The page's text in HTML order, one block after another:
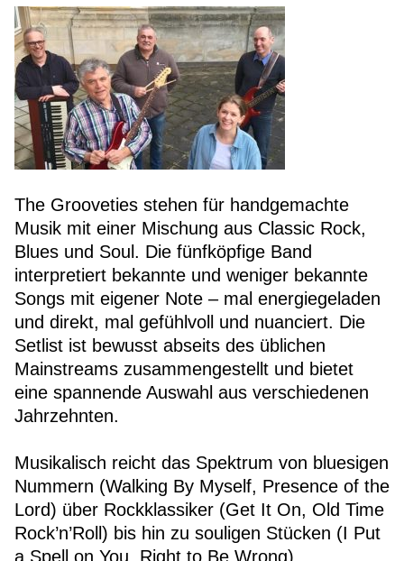
The Grooveties stehen für handgemachte
Musik mit einer Mischung aus Classic Rock,
Blues und Soul. Die fünfköpfige Band
interpretiert bekannte und weniger bekannte
Songs mit eigener Note – mal energiegeladen
und direkt, mal gefühlvoll und nuanciert. Die
Setlist ist bewusst abseits des üblichen
Mainstreams zusammengestellt und bietet
eine spannende Auswahl aus verschiedenen
Jahrzehnten.
Musikalisch reicht das Spektrum von bluesigen
Nummern (Walking By Myself, Presence of the
Lord) über Rockklassiker (Get It On, Old Time
Rock’n’Roll) bis hin zu souligen Stücken (I Put
a Spell on You, Right to Be Wrong).